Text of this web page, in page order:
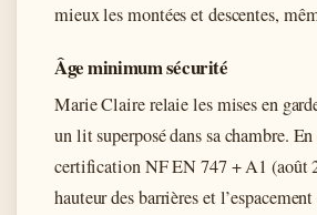
mieux les montées et descentes,
Âge minimum sécurité
Marie Claire relaie les mises en
un lit superposé dans sa chambre.
certification NF EN 747 + A1 (août
hauteur des barrières et